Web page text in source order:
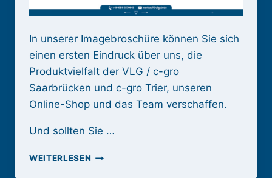
In unserer Imagebroschüre können Sie sich
einen ersten Eindruck über uns, die
Produktvielfalt der VLG / c-gro
Saarbrücken und c-gro Trier, unseren
Online-Shop und das Team verschaffen.
Und sollten Sie …
WEITERLESENVLG